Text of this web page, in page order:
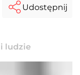
ludzie
Udostępnij